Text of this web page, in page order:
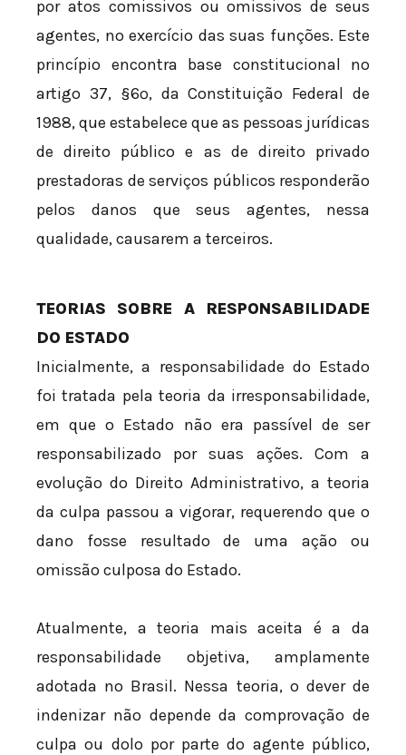
por atos comissivos ou omissivos de seus
agentes, no exercício das suas funções. Este
princípio encontra base constitucional no
artigo 37, §6º, da Constituição Federal de
1988, que estabelece que as pessoas jurídicas
de direito público e as de direito privado
prestadoras de serviços públicos responderão
pelos danos que seus agentes, nessa
qualidade, causarem a terceiros.
TEORIAS SOBRE A RESPONSABILIDADE
DO ESTADO
Inicialmente, a responsabilidade do Estado
foi tratada pela teoria da irresponsabilidade,
em que o Estado não era passível de ser
responsabilizado por suas ações. Com a
evolução do Direito Administrativo, a teoria
da culpa passou a vigorar, requerendo que o
dano fosse resultado de uma ação ou
omissão culposa do Estado.
Atualmente, a teoria mais aceita é a da
responsabilidade objetiva, amplamente
adotada no Brasil. Nessa teoria, o dever de
indenizar não depende da comprovação de
culpa ou dolo por parte do agente público,